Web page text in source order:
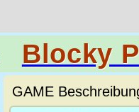
Blocky
GAME